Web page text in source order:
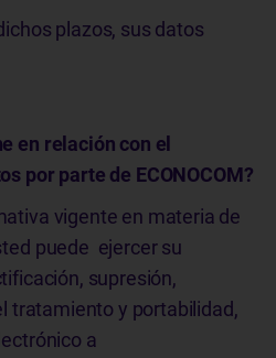
plazos, sus datos
en relación con el
por parte de ECONOCOM?
vigente en materia de
puede ejercer su
supresión,
tratamiento y portabilidad,
a